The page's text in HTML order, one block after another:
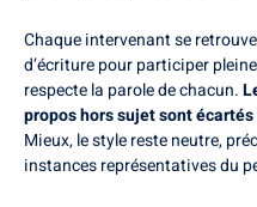
Chaque intervenant se
d’écriture pour participer
respecte la parole de chacun.
propos hors sujet sont écartés
Mieux, le style reste neutre,
instances représentatives du